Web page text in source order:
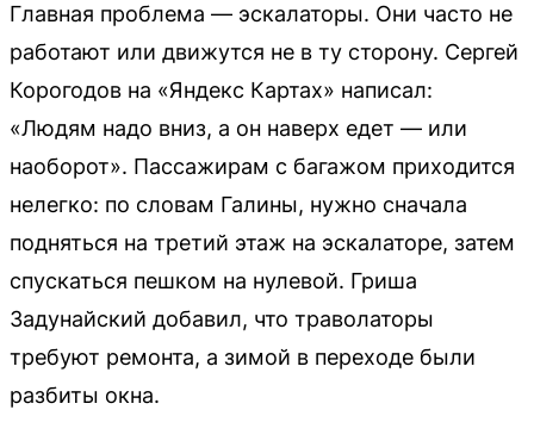
Главная проблема — эскалаторы. Они часто не
работают или движутся не в ту сторону. Сергей
Корогодов на «Яндекс Картах» написал:
«Людям надо вниз, а он наверх едет — или
наоборот». Пассажирам с багажом приходится
нелегко: по словам Галины, нужно сначала
подняться на третий этаж на эскалаторе, затем
спускаться пешком на нулевой. Гриша
Задунайский добавил, что траволаторы
требуют ремонта, а зимой в переходе были
разбиты окна.